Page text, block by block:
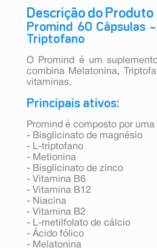
Descrição do Produto
Promind 60 Cápsulas
Triptofano
O Promind é um
combina Melatonina,
vitaminas.
Principais ativos:
Promind é composto por
- Bisglicinato de magnésio
- L-triptofano
- Metionina
- Bisglicinato de zinco
- Vitamina B6
- Vitamina B12
- Niacina
- Vitamina B2
- L-metilfolato de cálcio
- Ácido fólico
- Melatonina